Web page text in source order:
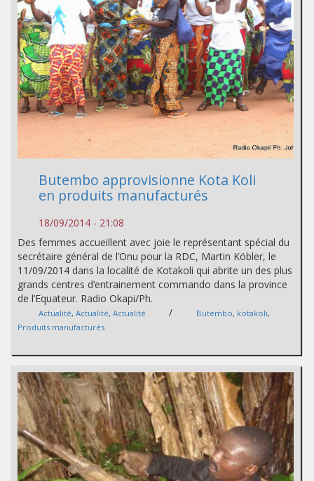
Butembo approvisionne Kota Koli
en produits manufacturés
18/09/2014 - 21:08
Des femmes accueillent avec joie le représentant spécial du
secrétaire général de l’Onu pour la RDC, Martin Köbler, le
11/09/2014 dans la localité de Kotakoli qui abrite un des plus
grands centres d’entrainement commando dans la province
de l’Equateur. Radio Okapi/Ph.
Actualité, Actualité, Actualité / Butembo, kotakoli,
Produits manufacturés